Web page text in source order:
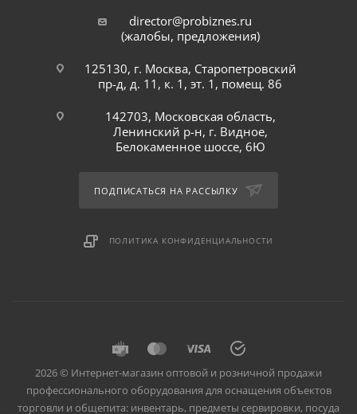
director@probiznes.ru
(жалобы, предложения)
125130, г. Москва, Старопетровский
пр-д, д. 11, к. 1, эт. 1, помещ. 86
142703, Московская область,
Ленинский р-н, г. Видное,
Белокаменное шоссе, 6Ю
ПОДПИСАТЬСЯ НА РАССЫЛКУ
ПОЛИТИКА КОНФИДЕНЦИАЛЬНОСТИ
2026 © Интернет-магазин оптовой и розничной продажи
профессионального оборудования для оснащения объектов
торговли и общепита: инвентарь, предметы сервировки, посуда